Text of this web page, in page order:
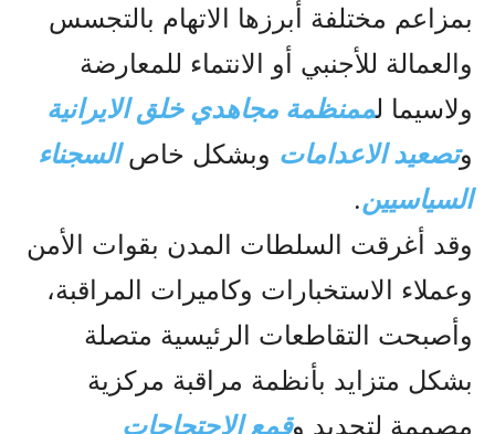
بمزاعم مختلفة أبرزها الاتهام بالتجسس
والعمالة للأجنبي أو الانتماء للمعارضة
ولاسيما لممنظمة مجاهدي خلق الایرانیة
وتصعيد الاعدامات وبشکل خاصالسجناء
السياسيين.
وقد أغرقت السلطات المدن بقوات الأمن
وعملاء الاستخبارات وكاميرات المراقبة،
وأصبحت التقاطعات الرئيسية متصلة
بشكل متزايد بأنظمة مراقبة مركزية
مصممة لتحديد وقمع الاحتجاجات